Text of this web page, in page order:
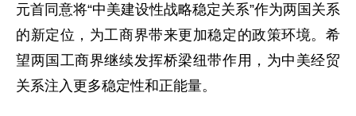
元首同意将“中美建设性战略稳定关系”作为两国关系
的新定位，为工商界带来更加稳定的政策环境。希
望两国工商界继续发挥桥梁纽带作用，为中美经贸
关系注入更多稳定性和正能量。